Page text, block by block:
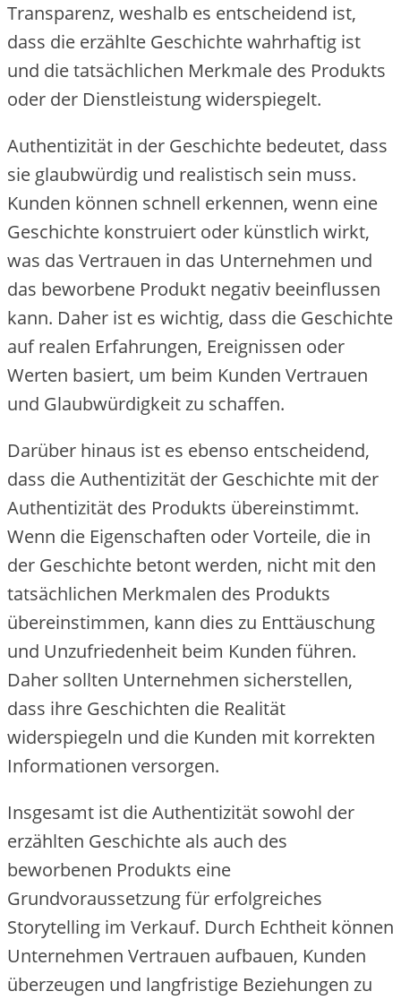
Transparenz, weshalb es entscheidend ist,
dass die erzählte Geschichte wahrhaftig ist
und die tatsächlichen Merkmale des Produkts
oder der Dienstleistung widerspiegelt.
Authentizität in der Geschichte bedeutet, dass
sie glaubwürdig und realistisch sein muss.
Kunden können schnell erkennen, wenn eine
Geschichte konstruiert oder künstlich wirkt,
was das Vertrauen in das Unternehmen und
das beworbene Produkt negativ beeinflussen
kann. Daher ist es wichtig, dass die Geschichte
auf realen Erfahrungen, Ereignissen oder
Werten basiert, um beim Kunden Vertrauen
und Glaubwürdigkeit zu schaffen.
Darüber hinaus ist es ebenso entscheidend,
dass die Authentizität der Geschichte mit der
Authentizität des Produkts übereinstimmt.
Wenn die Eigenschaften oder Vorteile, die in
der Geschichte betont werden, nicht mit den
tatsächlichen Merkmalen des Produkts
übereinstimmen, kann dies zu Enttäuschung
und Unzufriedenheit beim Kunden führen.
Daher sollten Unternehmen sicherstellen,
dass ihre Geschichten die Realität
widerspiegeln und die Kunden mit korrekten
Informationen versorgen.
Insgesamt ist die Authentizität sowohl der
erzählten Geschichte als auch des
beworbenen Produkts eine
Grundvoraussetzung für erfolgreiches
Storytelling im Verkauf. Durch Echtheit können
Unternehmen Vertrauen aufbauen, Kunden
überzeugen und langfristige Beziehungen zu